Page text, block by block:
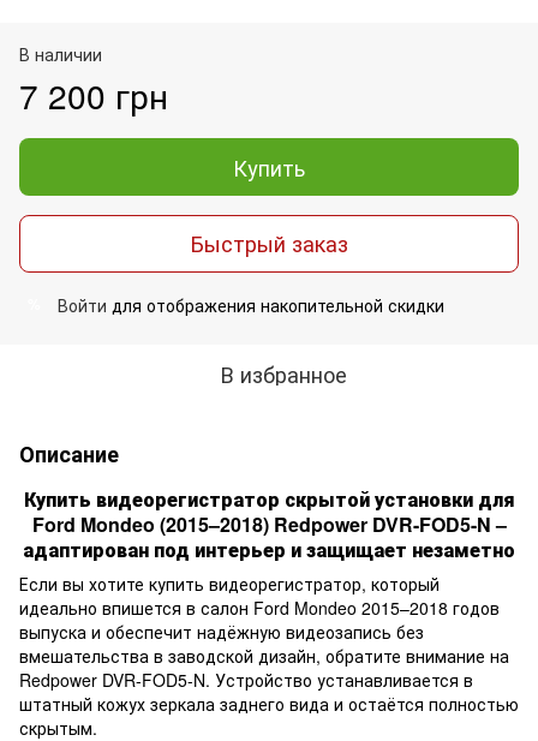
В наличии
7 200 грн
Купить
Быстрый заказ
Войти для отображения накопительной скидки
В избранное
Описание
Купить видеорегистратор скрытой установки для
Ford Mondeo (2015–2018) Redpower DVR-FOD5-N –
адаптирован под интерьер и защищает незаметно
Если вы хотите купить видеорегистратор, который
идеально впишется в салон Ford Mondeo 2015–2018 годов
выпуска и обеспечит надёжную видеозапись без
вмешательства в заводской дизайн, обратите внимание на
Redpower DVR-FOD5-N. Устройство устанавливается в
штатный кожух зеркала заднего вида и остаётся полностью
скрытым.